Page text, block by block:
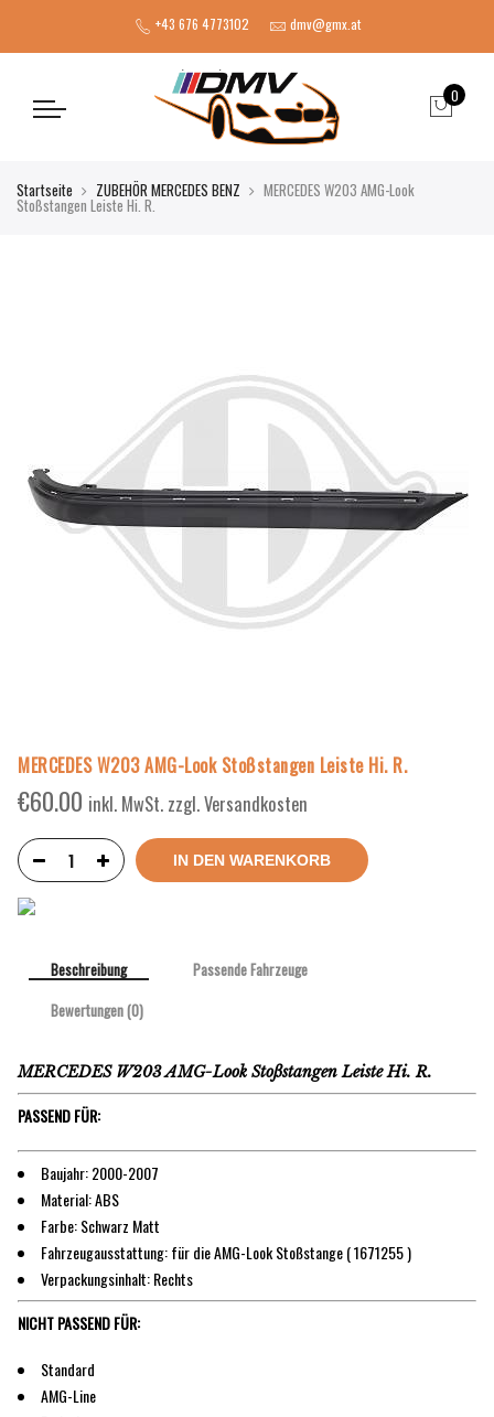
+43 676 4773102 dmv@gmx.at
0
Startseite ZUBEHÖR MERCEDES BENZ MERCEDES W203 AMG-Look
Stoßstangen Leiste Hi. R.
MERCEDES W203 AMG-Look Stoßstangen Leiste Hi. R.
€60.00 inkl. MwSt. zzgl. Versandkosten
IN DEN WARENKORB
Beschreibung
Passende Fahrzeuge
Bewertungen (0)
MERCEDES W203 AMG-Look Stoßstangen Leiste Hi. R.
PASSEND FÜR:
Baujahr: 2000-2007
Material: ABS
Farbe: Schwarz Matt
Fahrzeugausstattung: für die AMG-Look Stoßstange ( 1671255 )
Verpackungsinhalt: Rechts
NICHT PASSEND FÜR:
Standard
AMG-Line